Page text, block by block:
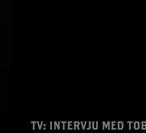
TV: INTERVJU MED